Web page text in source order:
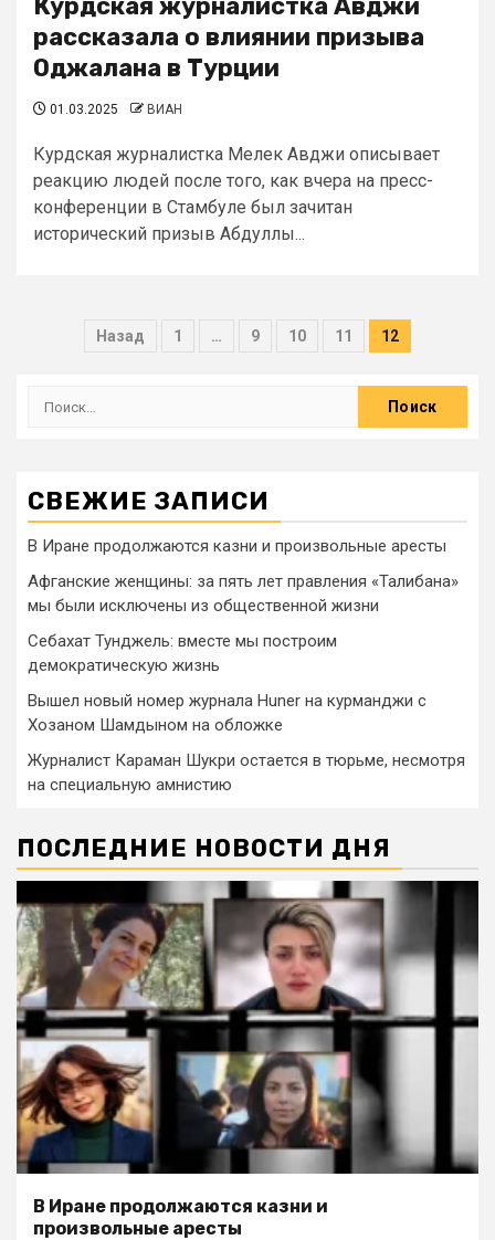
Курдская журналистка Авджи
рассказала о влиянии призыва
Оджалана в Турции
01.03.2025 ВИАН
Курдская журналистка Мелек Авджи описывает
реакцию людей после того, как вчера на пресс-
конференции в Стамбуле был зачитан
исторический призыв Абдуллы...
Назад 1 … 9 10 11 12
СВЕЖИЕ ЗАПИСИ
В Иране продолжаются казни и произвольные аресты
Афганские женщины: за пять лет правления «Талибана»
мы были исключены из общественной жизни
Себахат Тунджель: вместе мы построим
демократическую жизнь
Вышел новый номер журнала Huner на курманджи с
Хозаном Шамдыном на обложке
Журналист Караман Шукри остается в тюрьме, несмотря
на специальную амнистию
ПОСЛЕДНИЕ НОВОСТИ ДНЯ
В Иране продолжаются казни и
произвольные аресты